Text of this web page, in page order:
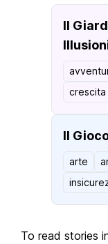
Il
crescita
Il
arte
To read stories